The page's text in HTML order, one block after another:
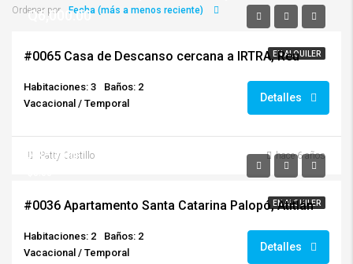
Ordenar por Fecha (más a menos reciente)
EN ALQUILER
Q6,000.00
#0065 Casa de Descanso cercana a IRTRA, Reu
Habitaciones: 3
Baños: 2
Vacacional / Temporal
Detalles
Patty Castillo hace 6 años
EN ALQUILER
$250.00
#0036 Apartamento Santa Catarina Palopó, Atitlán
Habitaciones: 2
Baños: 2
Vacacional / Temporal
Detalles